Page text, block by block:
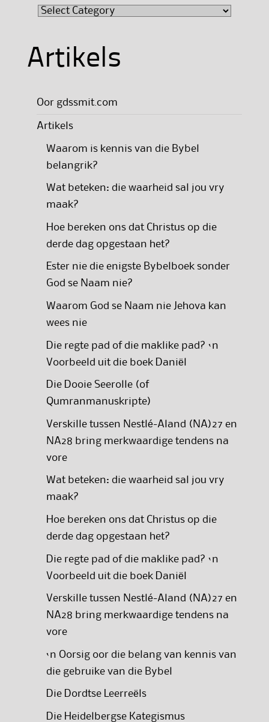
Artikels
Oor gdssmit.com
Artikels
Waarom is kennis van die Bybel
belangrik?
Wat beteken: die waarheid sal jou vry
maak?
Hoe bereken ons dat Christus op die
derde dag opgestaan het?
Ester nie die enigste Bybelboek sonder
God se Naam nie?
Waarom God se Naam nie Jehova kan
wees nie
Die regte pad of die maklike pad? ‘n
Voorbeeld uit die boek Daniël
Die Dooie Seerolle (of
Qumranmanuskripte)
Verskille tussen Nestlé-Aland (NA)27 en
NA28 bring merkwaardige tendens na
vore
Wat beteken: die waarheid sal jou vry
maak?
Hoe bereken ons dat Christus op die
derde dag opgestaan het?
Die regte pad of die maklike pad? ‘n
Voorbeeld uit die boek Daniël
Verskille tussen Nestlé-Aland (NA)27 en
NA28 bring merkwaardige tendens na
vore
‘n Oorsig oor die belang van kennis van
die gebruike van die Bybel
Die Dordtse Leerreëls
Die Heidelbergse Kategismus